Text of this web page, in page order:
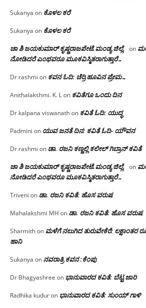
Sukanya on ಕೊಳಲ ಕರೆ
Sukanya on ಕೊಳಲ ಕರೆ
ಚಾ ಶಿ ಜಯಕುಮಾರ್ ಕೃಷ್ಣರಾಜಪೇಟೆ.ಮಂಡ್ಯ ಜಿಲ್ಲೆ. on
ನೋಡಿದರೆ ಎಂಥವರೂ ಮೂಕವಿಸ್ಮಿತರಾಗುತ್ತಾರೆ…
Dr rashmi on ಕವನ ಓದಿ: ಚೆರ್ರಿ ಹೂವಿನ ಪ್ರೇಮ…
Anithalakshmi. K. Lon ಕವಿತೆಗೂ ಒಂದು ದಿನ
Dr kalpana viswanathon ಕವಿತೆ ಓದಿ: ಯುದ್ಧ
Padmini on ಯುವ ಜನತೆ ದಿನ: ಕವಿತೆ ಓದಿ- ಯೌವನ
Dr rashmi on ಡಾ. ರಜನಿ‌ ಕಣ್ಣಲ್ಲಿ ಕಲೀಲ್ ಗಿಬ್ರಾನ್ ಕವಿತೆ
ಚಾ ಶಿ ಜಯಕುಮಾರ್ ಕೃಷ್ಣರಾಜಪೇಟೆ.ಮಂಡ್ಯ ಜಿಲ್ಲೆ. on
ನೋಡಿದರೆ ಎಂಥವರೂ ಮೂಕವಿಸ್ಮಿತರಾಗುತ್ತಾರೆ…
Triveni on ಡಾ. ರಜನಿ ಕವಿತೆ: ಹೊಸ ವರುಷ
Mahalakshmi MH on ಡಾ. ರಜನಿ ಕವಿತೆ: ಹೊಸ ವರುಷ
Sharmithon ಮಳೆಗೆ ನಲುಗಿದ ತುರುವೇಕೆರೆ: ಲಕ್ಷಾಂತರ
ಹಾನಿ
Sukanya on ನವರಾತ್ರಿ ಕವನ :ಕೆಂಪು
Dr Bhagyashree on ಭಾನುವಾರದ ಕವಿತೆ: ಬೆಟ್ಟ ಜಾರಿ
Radhika kuduron ಭಾನುವಾರದ ಕವಿತೆ: ಸುಂಯ್ ಗಾಳಿ